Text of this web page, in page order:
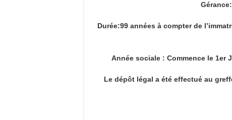
Durée:99 années à compter de
Année sociale : Commence le 1er
Le dépôt légal a été effectué au